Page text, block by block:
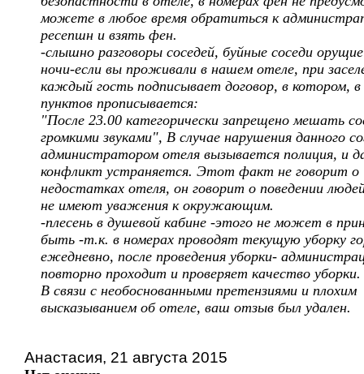
можете в любое время обратиться к
ресепшн и взять фен.
-слышно разговоры соседей, буйные соседи
ночи-если вы проживали в нашем отеле, при
каждый гость подписывает договор, в котором, в
пунктов прописывается:
"После 23.00 категорически запрещено мешать
громкими звуками", В случае нарушения данного
администратором отеля вызывается полиция, и
конфликт устраняется. Этот факт не говорит о
недостатках отеля, он говорит о поведении
не имеют уважения к окружающим.
-плесень в душевой кабине -этого не может в
быть -т.к. в номерах проводят текущую уборку
ежедневно, после проведения уборки-
повторно проходит и проверяет качество уборки.
В связи с необоснованными претензиями и плохим
высказыванием об отеле, ваш отзыв был удален.
Анастасия, 21 августа 2015